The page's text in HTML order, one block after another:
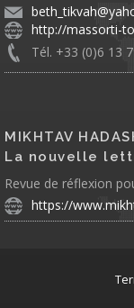
http://massorti-
Tél. +33 (0)6 13
MIKHTAV
La nouvelle
Revue de réflexion
https://